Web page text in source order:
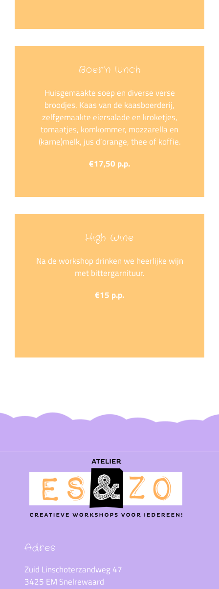
Boer’n lunch
Huisgemaakte soep en diverse verse
broodjes. Kaas van de kaasboerderij,
zelfgemaakte eiersalade en kroketjes,
tomaatjes, komkommer, mozzarella en
(karne)melk, jus d’orange, thee of koffie.
€17,50 p.p.
High Wine
Na de workshop drinken we heerlijke wijn
met bittergarnituur.
€15 p.p.
Adres
Zuid Linschoterzandweg 47
3425 EM Snelrewaard